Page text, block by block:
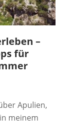
–
für
Apulien,
meinem